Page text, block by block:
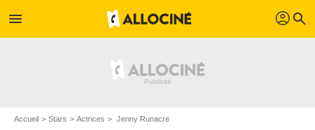
menu profil search
Accueil Stars Actrices Jenny Runacre